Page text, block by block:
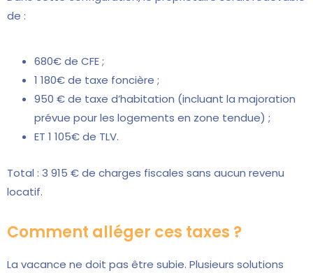
de :
680€ de CFE ;
1 180€ de taxe foncière ;
950 € de taxe d’habitation (incluant la majoration
prévue pour les logements en zone tendue) ;
ET 1 105€ de TLV.
Total : 3 915 € de charges fiscales sans aucun revenu
locatif.
Comment alléger ces taxes ?
La vacance ne doit pas être subie. Plusieurs solutions